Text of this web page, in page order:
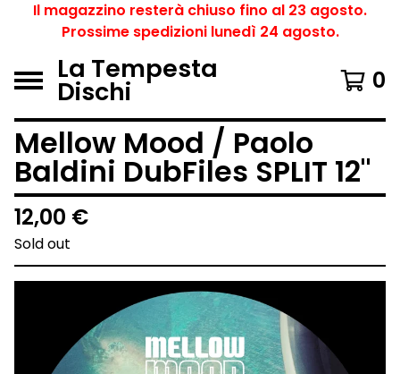
Il magazzino resterà chiuso fino al 23 agosto.
Prossime spedizioni lunedì 24 agosto.
La Tempesta
Dischi 0
Mellow Mood / Paolo
Baldini DubFiles SPLIT 12"
12,00 €
Sold out